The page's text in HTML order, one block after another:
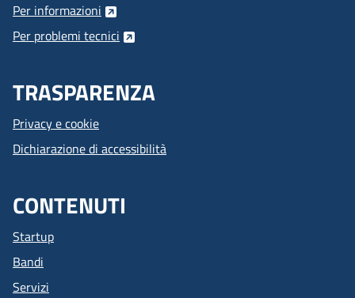
Per informazioni
Per problemi tecnici
TRASPARENZA
Privacy e cookie
Dichiarazione di accessibilità
CONTENUTI
Startup
Bandi
Servizi